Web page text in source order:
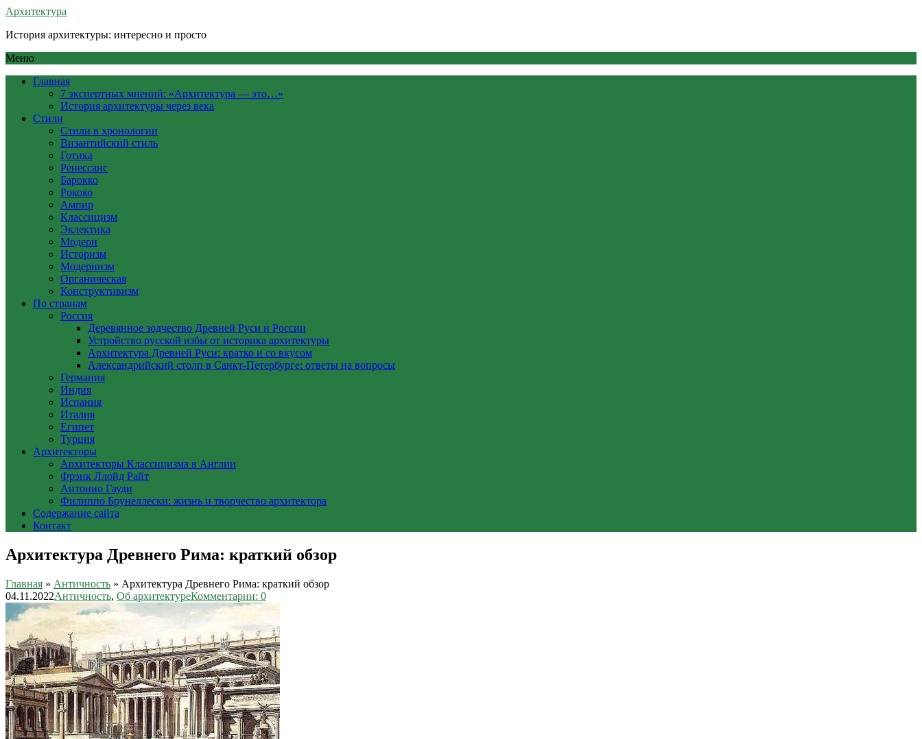
Архитектура
История архитектуры: интересно и просто
Меню
Главная
7 экспертных мнений: «Архитектура — это…»
История архитектуры через века
Стили
Стили в хронологии
Византийский стиль
Готика
Ренессанс
Барокко
Рококо
Ампир
Классицизм
Эклектика
Модерн
Историзм
Модернизм
Органическая
Конструктивизм
По странам
Россия
Деревянное зодчество Древней Руси и России
Устройство русской избы от историка архитектуры
Архитектура Древней Руси: кратко и со вкусом
Александрийский столп в Санкт-Петербурге: ответы на вопросы
Германия
Индия
Испания
Италия
Египет
Турция
Архитекторы
Архитекторы Классицизма в Англии
Фрэнк Ллойд Райт
Антонио Гауди
Филиппо Брунеллески: жизнь и творчество архитектора
Содержание сайта
Контакт
Архитектура Древнего Рима: краткий обзор
Главная » Античность » Архитектура Древнего Рима: краткий обзор
04.11.2022Античность, Об архитектуреКомментарии: 0